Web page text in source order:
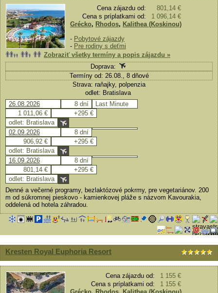
Cena zájazdu od:
801,14 €
Cena s príplatkami od:
1 096,14 €
Grécko, Rhodos, Kalithea (Koskinou)
- Pobytové zájazdy
- Pre rodiny s deťmi
Zobraziť všetky termíny a popis zájazdu »
Doprava:
Termíny od: 26.08., 8 dňové
Strava: raňajky, polpenzia
odlet: Bratislava
26.08.2026
8 dní
Last Minute
1 011,06 €
+295 €
odlet: Bratislava
02.09.2026
8 dní
906,92 €
+295 €
odlet: Bratislava
16.09.2026
8 dní
801,14 €
+295 €
odlet: Bratislava
Denné a večerné programy, bezlaktózové pokrmy, pre vegetariánov. 200
m od súkromnej pieskovo - kamienkovej pláže s názvom Kavourakia,
oddelená od hotela záhradou.
Kresten Royal Euphoria Resort
Cena zájazdu od:
1 155 €
Cena s príplatkami od:
1 155 €